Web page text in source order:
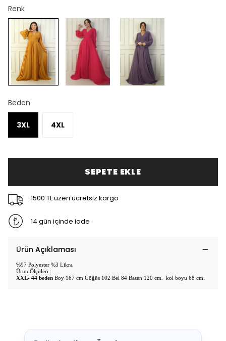
Renk
Beden
3XL 4XL
SEPETE EKLE
1500 TL üzeri ücretsiz kargo
14 gün içinde iade
Ürün Açıklaması
%97 Polyester %3 Likra
Ürün Ölçüleri :
XXL- 44 beden Boy 167 cm Göğüs 102 Bel 84 Basen 120 cm. kol boyu 68 cm.